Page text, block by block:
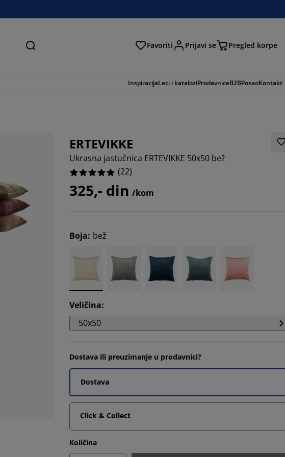
Pretraga Favoriti Prijavi se Pregled korpe
InspiracijaLeci i kataloziProdavniceB2BPosaoKontakt
ERTEVIKKE
Ukrasna jastučnica ERTEVIKKE 50x50 bež
(22)
325,- din /kom
Boja: bež
Veličina:
50x50
Dostava ili preuzimanje u prodavnici?
Dostava
Click & Collect
Količina
86.36363636363636%
13.636363636363635%